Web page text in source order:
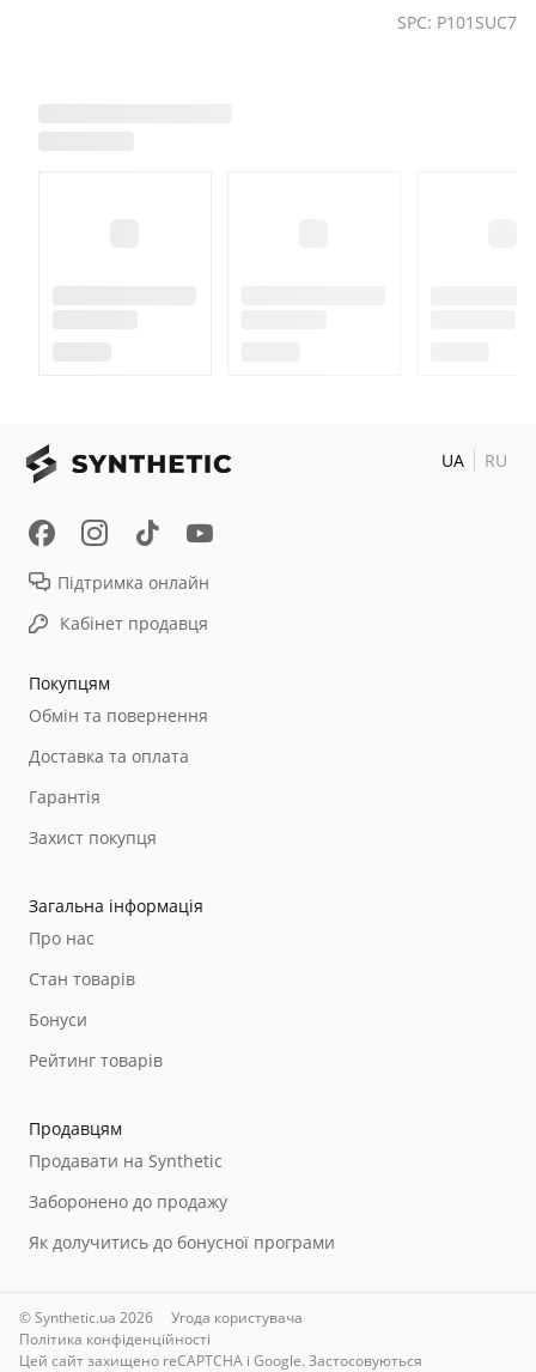
SPC: P101SUC7
Покупцям
Обмін та повернення
Доставка та оплата
Гарантія
Захист покупця
Загальна інформація
Про нас
Стан товарів
Бонуси
Рейтинг товарів
Продавцям
Продавати на Synthetic
Заборонено до продажу
Як долучитись до бонусної програми
Підтримка онлайн
Кабінет продавця
© Synthetic.ua 2026
Угода користувача
Політика конфіденційності
Цей сайт захищено reCAPTCHA і Google. Застосовуються
UA RU